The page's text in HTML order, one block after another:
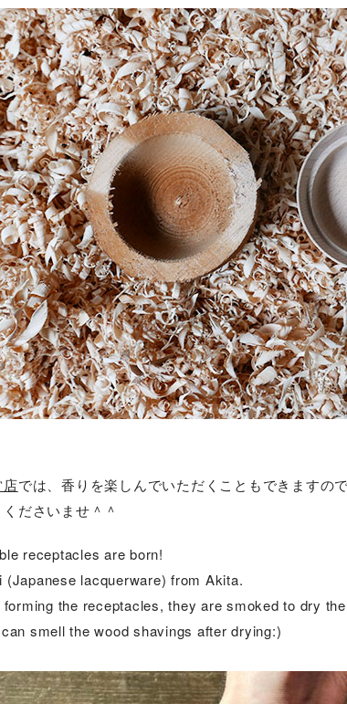
では、香りを楽しんでいただくこともできますので
ださいませ＾＾
receptacles are born!
(Japanese lacquerware) from Akita.
the receptacles, they are smoked to dry
smell the wood shavings after drying:)